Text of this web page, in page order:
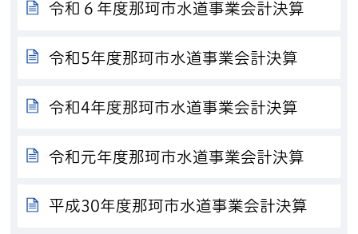
令和６年度那珂市水道事業会計決算
令和5年度那珂市水道事業会計決算
令和4年度那珂市水道事業会計決算
令和元年度那珂市水道事業会計決算
平成30年度那珂市水道事業会計決算